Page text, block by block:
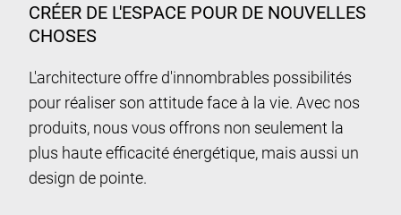
CRÉER DE L'ESPACE POUR DE NOUVELLES
CHOSES
L'architecture offre d'innombrables possibilités
pour réaliser son attitude face à la vie. Avec nos
produits, nous vous offrons non seulement la
plus haute efficacité énergétique, mais aussi un
design de pointe.